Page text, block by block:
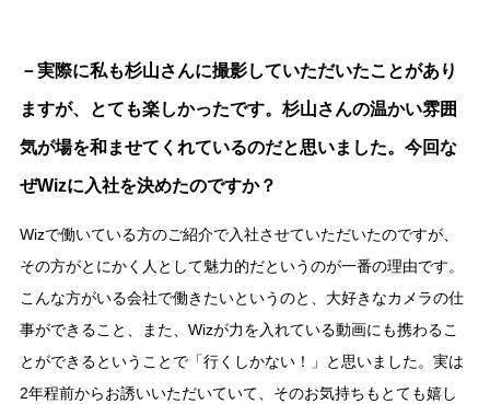
－実際に私も杉山さんに撮影していただいたことがあり
ますが、とても楽しかったです。杉山さんの温かい雰囲
気が場を和ませてくれているのだと思いました。今回な
ぜWizに入社を決めたのですか？
Wizで働いている方のご紹介で入社させていただいたのですが、
その方がとにかく人として魅力的だというのが一番の理由です。
こんな方がいる会社で働きたいというのと、大好きなカメラの仕
事ができること、また、Wizが力を入れている動画にも携わるこ
とができるということで「行くしかない！」と思いました。実は
2年程前からお誘いいただいていて、そのお気持ちもとても嬉し